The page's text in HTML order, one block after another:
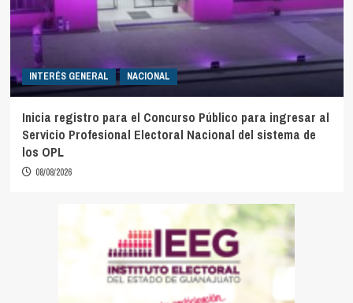
INTERÉS GENERAL NACIONAL
Inicia registro para el Concurso Público para ingresar al
Servicio Profesional Electoral Nacional del sistema de
los OPL
08/08/2026